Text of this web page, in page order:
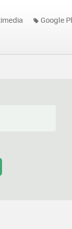
Google